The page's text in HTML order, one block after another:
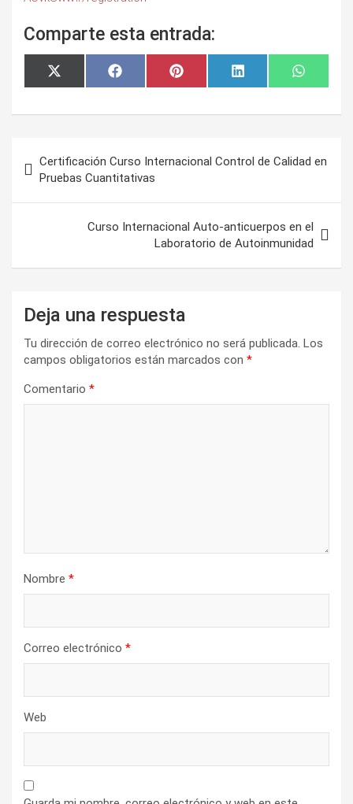
Comparte esta entrada:
Compartir
en
X
(
w
e
r
)
Compartir
en
F
a
e
k
Compartir
en
P
i
t
s
t
Compartir
en
L
i
k
n
en
W
h
t
p
de
entradas
Certificación Curso Internacional Control de Calidad en
Pruebas Cuantitativas
Curso Internacional Auto-anticuerpos en el
Laboratorio de Autoinmunidad
Deja una respuesta
Tu dirección de correo electrónico no será publicada. Los
campos obligatorios están marcados con *
Comentario *
Nombre *
Correo electrónico *
Web